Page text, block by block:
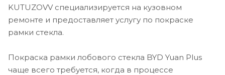
KUTUZOVV специализируется на кузовном
ремонте и предоставляет услугу по покраске
рамки стекла.
Покраска рамки лобового стекла BYD Yuan Plus
чаще всего требуется, когда в процессе